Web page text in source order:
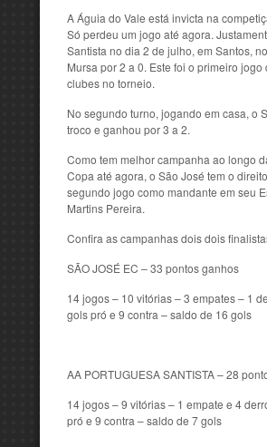
A Águia do Vale está invicta na
Só perdeu um jogo até agora.
Santista no dia 2 de julho, em Santos,
Mursa por 2 a 0. Este foi o primeiro jogo
clubes no torneio.
No segundo turno, jogando em casa, o
troco e ganhou por 3 a 2.
Como tem melhor campanha ao longo
Copa até agora, o São José tem o
segundo jogo como mandante em seu
Martins Pereira.
Confira as campanhas dois dois
SÃO JOSÉ EC – 33 pontos ganhos
14 jogos – 10 vitórias – 3 empates – 1
gols pró e 9 contra – saldo de 16 gols
AA PORTUGUESA SANTISTA – 28
14 jogos – 9 vitórias – 1 empate e 4
pró e 9 contra – saldo de 7 gols